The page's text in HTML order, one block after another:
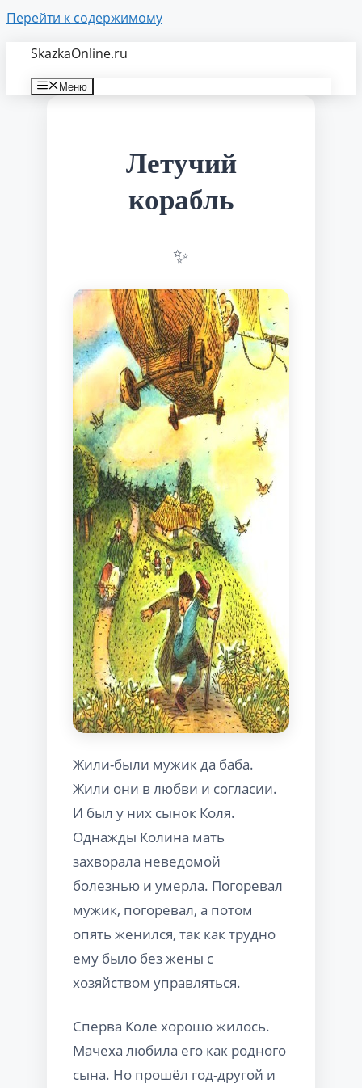
Перейти к содержимому
SkazkaOnline.ru
Меню
Летучий
корабль
Жили-были мужик да баба.
Жили они в любви и согласии.
И был у них сынок Коля.
Однажды Колина мать
захворала неведомой
болезнью и умерла. Погоревал
мужик, погоревал, а потом
опять женился, так как трудно
ему было без жены с
хозяйством управляться.
Сперва Коле хорошо жилось.
Мачеха любила его как родного
сына. Но прошёл год-другой и